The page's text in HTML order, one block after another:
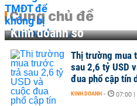
Cùng chủ đề
Kinh doanh số
Thị trường mua
sau 2,6 tỷ USD
đua phổ cập tín
KINH DOANH - 07:00